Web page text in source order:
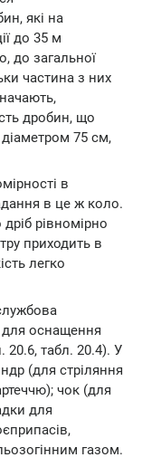
які на
до 35 м
до загальної
частина з них
дробин, що
75 см,
в
в це ж коло.
рівномірно
приходить в
легко
для оснащення
20.6, табл. 20.4). У
(для стріляння
чок (для
для
газом.